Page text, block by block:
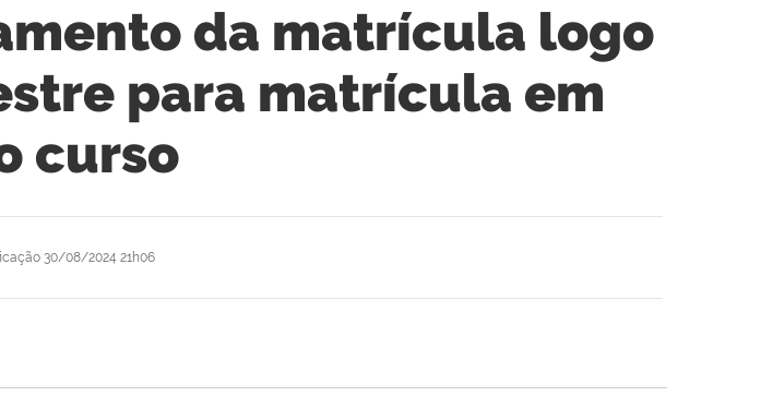
da matrícula logo
para matrícula em
curso
30/08/2024 21h06